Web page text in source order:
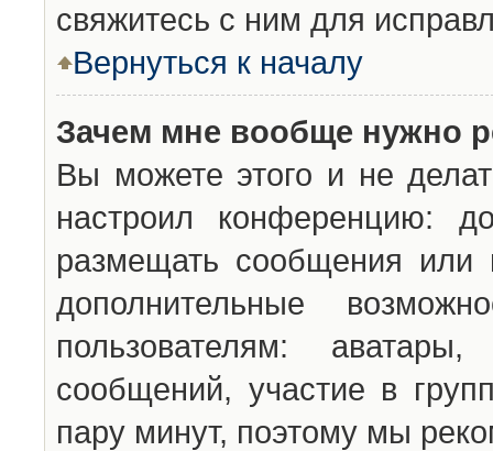
свяжитесь с ним для
Вернуться к началу
Зачем мне вообще нужно
Вы можете этого и не
настроил конференцию:
размещать сообщения или
дополнительные
пользователям:
сообщений, участие в
пару минут, поэтому мы